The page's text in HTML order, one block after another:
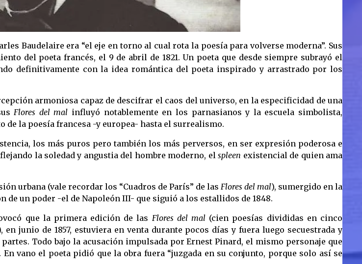
Baudelaire era “el eje en torno al cual rota la poesía para volverse moderna”. Sus
del poeta francés, el 9 de abril de 1821. Un poeta que desde siempre subrayó el
definitivamente con la idea romántica del poeta inspirado y arrastrado por los
armoniosa capaz de descifrar el caos del universo, en la especificidad de una
Flores del mal influyó notablemente en los parnasianos y la escuela simbolista,
de la poesía francesa -y europea- hasta el surrealismo.
los más puros pero también los más perversos, en ser expresión poderosa e
la soledad y angustia del hombre moderno, elspleen existencial de quien ama
urbana (vale recordar los “Cuadros de París” de las Flores del mal), sumergido en la
un poder -el de Napoleón III- que siguió a los estallidos de 1848.
que la primera edición de las Flores del mal (cien poesías divididas en cinco
junio de 1857, estuviera en venta durante pocos días y fuera luego secuestrada y
Todo bajo la acusación impulsada por Ernest Pinard, el mismo personaje que
En vano el poeta pidió que la obra fuera “juzgada en su conjunto, porque solo así se